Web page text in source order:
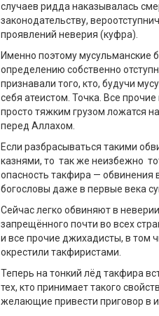
случаев ридда наказывалась
законодательству,
проявлений неверия (куфра).
Именно поэтому мусульманские
определению собственно
признавали того, кто, будучи
себя атеистом. Точка. Все
просто тяжким грузом ложатся
перед Аллахом.
Если разбрасываться такими
казнями, то так же неизбежно
опасность такфира — обвинения
богословы даже в первые века
Сейчас легко обвиняют в
запрещённого почти во всех
и все прочие джихадисты, в том
окрестили такфиристами.
Теперь на тонкий лёд такфира
тех, кто принимает такого
желающие привести приговор в